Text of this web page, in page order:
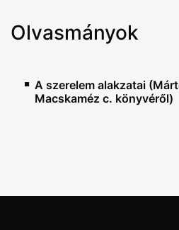
Olvasmányok
A szerelem alakzatai
Macskaméz c. könyvéről)